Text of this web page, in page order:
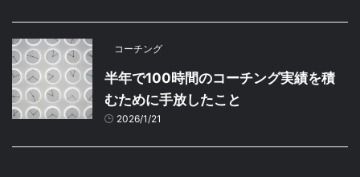
コーチング
半年で100時間のコーチング実績を積
むために手放したこと
2026/1/21